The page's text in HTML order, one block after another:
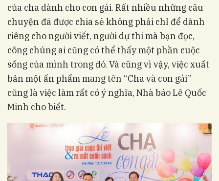
của cha dành cho con gái. Rất nhiều những câu
chuyện đã được chia sẻ không phải chỉ để dành
riêng cho người viết, người dự thi mà bạn đọc,
công chúng ai cũng có thể thấy một phần cuộc
sống của mình trong đó. Và cũng vì vậy, việc xuất
bản một ấn phẩm mang tên “Cha và con gái”
cũng là việc làm rất có ý nghĩa, Nhà báo Lê Quốc
Minh cho biết.